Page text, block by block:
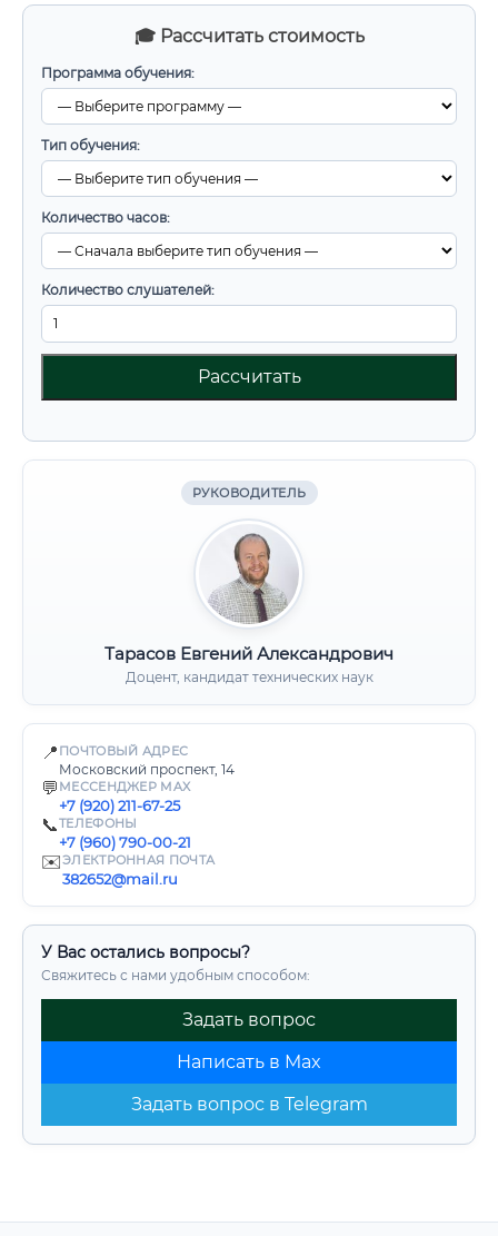
🎓 Рассчитать стоимость
Программа обучения:
Тип обучения:
Количество часов:
Количество слушателей:
Рассчитать
РУКОВОДИТЕЛЬ
Тарасов Евгений Александрович
Доцент, кандидат технических наук
📍 ПОЧТОВЫЙ АДРЕС
Московский проспект, 14
💬 МЕССЕНДЖЕР MAX
+7 (920) 211-67-25
📞ТЕЛЕФОНЫ
+7 (960) 790-00-21
✉️ЭЛЕКТРОННАЯ ПОЧТА
382652@mail.ru
У Вас остались вопросы?
Свяжитесь с нами удобным способом:
Задать вопрос
Написать в Max
Задать вопрос в Telegram